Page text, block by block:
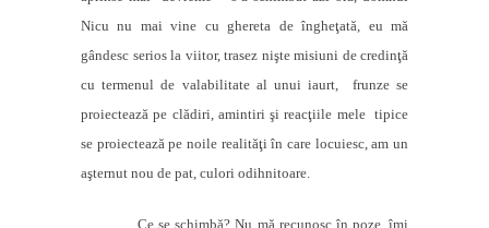
Nicu nu mai vine cu ghereta de îngheţată, eu mă
gândesc serios la viitor, trasez nişte misiuni de credinţă
cu termenul de valabilitate al unui iaurt,
frunze se
proiectează pe clădiri, amintiri şi reacţiile mele tipice
se proiectează pe noile realităţi în care locuiesc, am un
aşternut nou de pat, culori odihnitoare.
Ce se schimbă? Nu mă recunosc în poze, îmi